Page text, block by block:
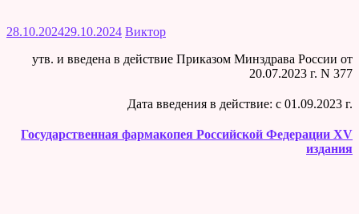
28.10.202429.10.2024 Виктор
утв. и введена в действие Приказом Минздрава России от
20.07.2023 г. N 377
Дата введения в действие: c 01.09.2023 г.
Государственная фармакопея Российской Федерации XV
издания